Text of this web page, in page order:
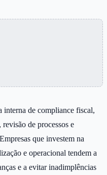
interna de compliance fiscal,
de processos e
que investem na
e operacional tendem a
e a evitar inadimplências